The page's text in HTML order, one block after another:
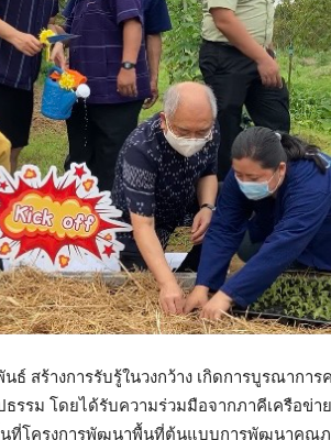
ธ์ สร้างการรับรู้ในวงกว้าง เกิดการบูรณากา
ธรรม โดยได้รับความร่วมมือจากภาคีเครือข่
พื้นที่โครงการพัฒนาพื้นที่ต้นแบบการพัฒนาคุณ